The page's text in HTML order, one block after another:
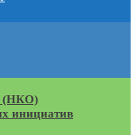
(НКО)
инициатив